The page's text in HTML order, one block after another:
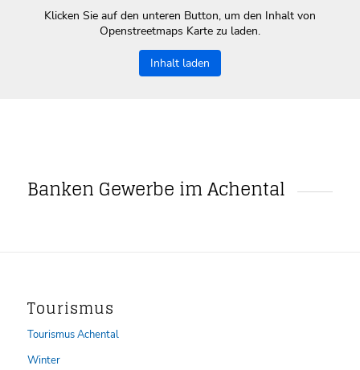
Klicken Sie auf den unteren Button, um den Inhalt von
Openstreetmaps Karte zu laden.
Inhalt laden
Banken Gewerbe im Achental
Tourismus
Tourismus Achental
Winter